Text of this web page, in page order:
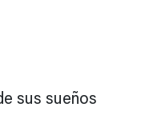
sus sueños